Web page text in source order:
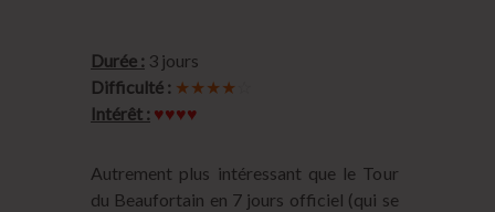
Durée : 3 jours
Difficulté : ★★★★
Intérêt : ♥♥♥♥
Autrement plus intéressant que le Tour
du Beaufortain en 7 jours officiel (qui se